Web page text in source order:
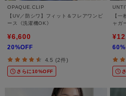
OPAQUE.CLIP
【UV／防シワ】フィット＆フレアワンピ
ース《洗濯機OK》
¥6,600
20%OFF
4.5 (2件)
さらに10%OFF
【
ャガ